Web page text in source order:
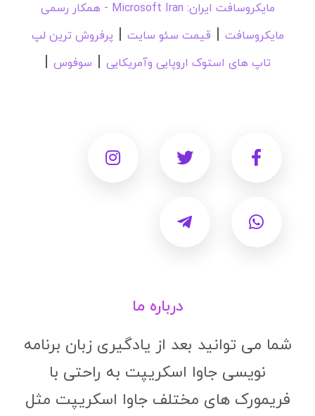
مایکروسافت ایران: Microsoft Iran - همکار رسمی
مایکروسافت | قیمت سئو سایت |پرفروش ترین لپ
تاپ های استوک اروپایی وآمریکایی | سوفوس |
درباره ما
شما می توانید بعد از یادگیری زبان برنامه
نویسی جاوا اسکریپت به راحتی با
فریمورک های مختلف جاوا اسکریپت مثل